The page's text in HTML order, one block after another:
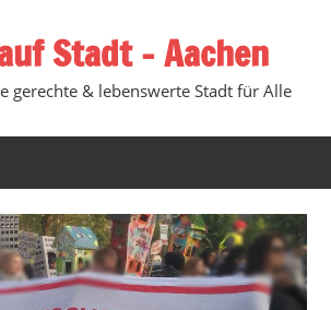
Stadt – Aachen
gerechte & lebenswerte Stadt für Alle